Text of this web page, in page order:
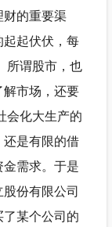
的重要渠
起伏伏，每
所谓股市，也
市场，还要
会化大生产的
是有限的借
需求。于是
份有限公司
某个公司的